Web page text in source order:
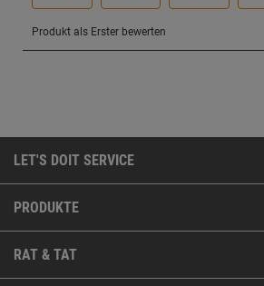
LET'S DOIT SERVICE
PRODUKTE
RAT & TAT